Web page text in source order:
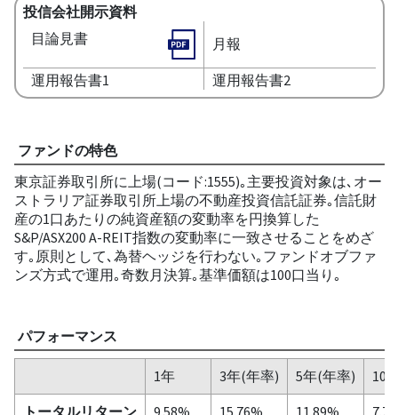
投信会社開示資料
目論見書
月報
運用報告書1 運用報告書2
ファンドの特色
東京証券取引所に上場(コード:1555)｡主要投資対象は､オー
ストラリア証券取引所上場の不動産投資信託証券｡信託財
産の1口あたりの純資産額の変動率を円換算した
S&P/ASX200 A-REIT指数の変動率に一致させることをめざ
す｡原則として､為替ヘッジを行わない｡ファンドオブファ
ンズ方式で運用｡奇数月決算｡基準価額は100口当り｡
パフォーマンス
1年 3年(年率) 5年(年率)
10
トータルリターン
9.58% 15.76% 11.89%